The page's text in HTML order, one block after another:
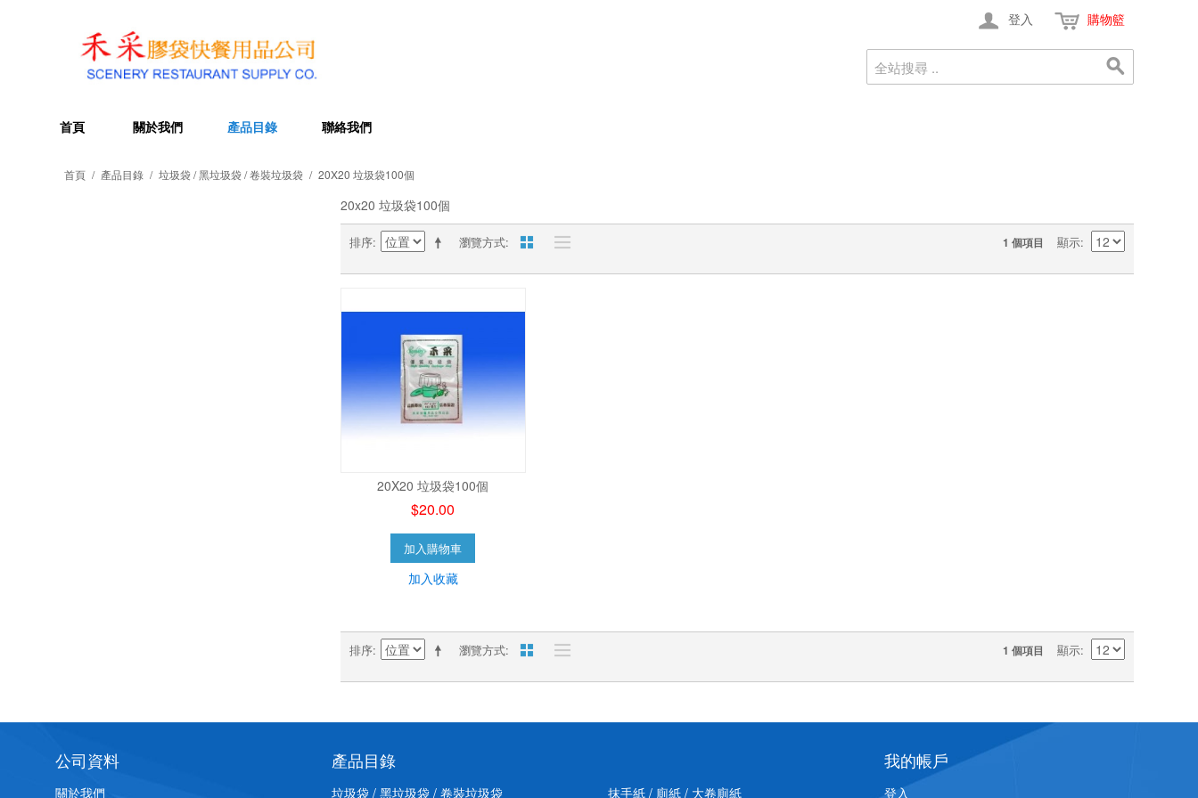
登入 購物籃
首頁 關於我們 產品目錄 聯絡我們
首頁 / 產品目錄 / 垃圾袋 / 黑垃圾袋 / 卷裝垃圾袋 / 20X20 垃圾袋100個
20x20 垃圾袋100個
瀏覽方式
排序 1 個項目 顯示
20X20 垃圾袋100個
$20.00
加入購物車
加入收藏
瀏覽方式
排序 1 個項目 顯示
公司資料
關於我們
產品目錄
垃圾袋 / 黑垃圾袋 / 卷裝垃圾袋 抹手紙 / 廁紙 / 大卷廁紙
我的帳戶
登入